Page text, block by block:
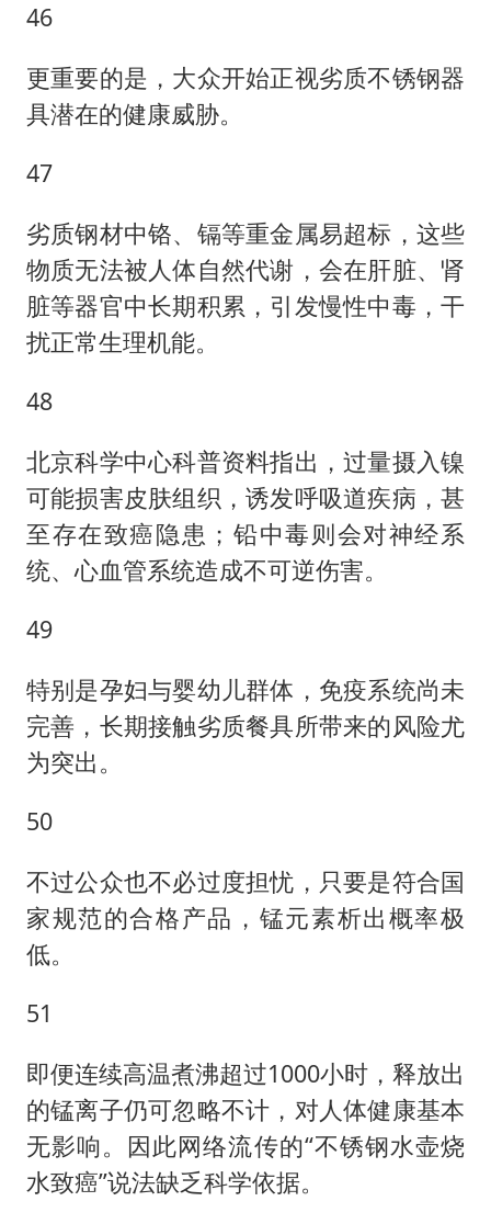
46
更重要的是，大众开始正视劣质不锈钢器
具潜在的健康威胁。
47
劣质钢材中铬、镉等重金属易超标，这些
物质无法被人体自然代谢，会在肝脏、肾
脏等器官中长期积累，引发慢性中毒，干
扰正常生理机能。
48
北京科学中心科普资料指出，过量摄入镍
可能损害皮肤组织，诱发呼吸道疾病，甚
至存在致癌隐患；铅中毒则会对神经系
统、心血管系统造成不可逆伤害。
49
特别是孕妇与婴幼儿群体，免疫系统尚未
完善，长期接触劣质餐具所带来的风险尤
为突出。
50
不过公众也不必过度担忧，只要是符合国
家规范的合格产品，锰元素析出概率极
低。
51
即便连续高温煮沸超过1000小时，释放出
的锰离子仍可忽略不计，对人体健康基本
无影响。因此网络流传的“不锈钢水壶烧
水致癌”说法缺乏科学依据。